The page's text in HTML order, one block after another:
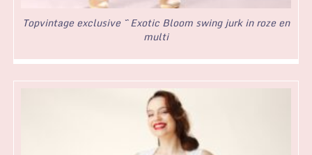
Topvintage exclusive ~ Exotic Bloom swing jurk in roze en
multi